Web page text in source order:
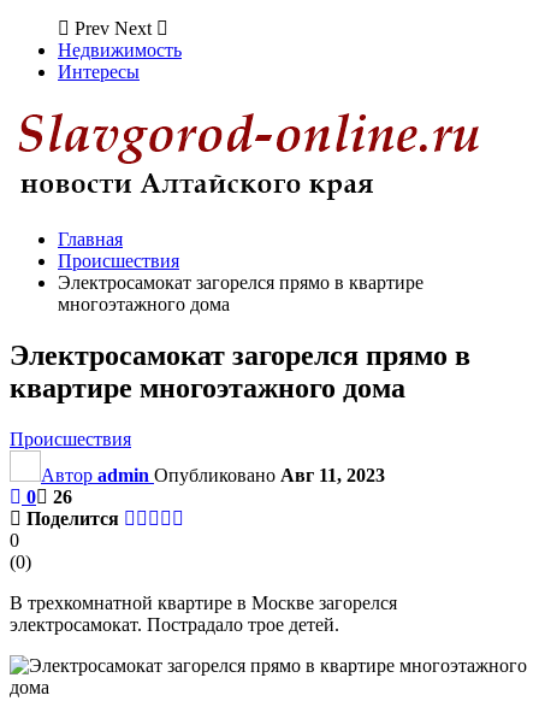
Prev Next
Недвижимость
Интересы
Главная
Происшествия
Электросамокат загорелся прямо в квартире
многоэтажного дома
Электросамокат загорелся прямо в
квартире многоэтажного дома
Происшествия
Автор admin Опубликовано Авг 11, 2023
0
26
Поделится
0
(0)
В трехкомнатной квартире в Москве загорелся
электросамокат. Пострадало трое детей.